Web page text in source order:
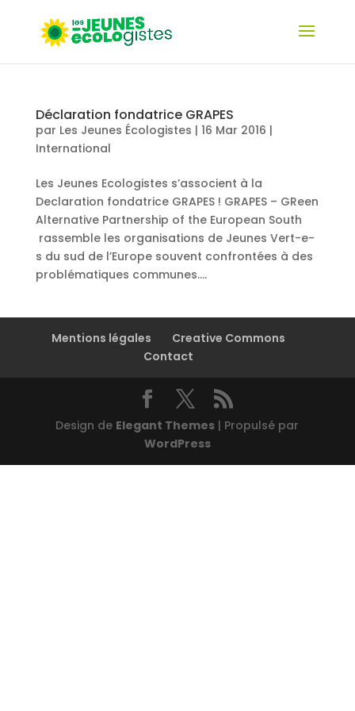
Déclaration fondatrice GRAPES
par Les Jeunes Écologistes | 16 Mar 2016 |
International
Les Jeunes Ecologistes s’associent à la
Declaration fondatrice GRAPES ! GRAPES – GReen
Alternative Partnership of the European South
rassemble les organisations de Jeunes Vert-e-
s du sud de l’Europe souvent confrontées à des
problématiques communes....
Mentions légales
Creative Commons
Contact
Design de Elegant Themes | Propulsé par
WordPress